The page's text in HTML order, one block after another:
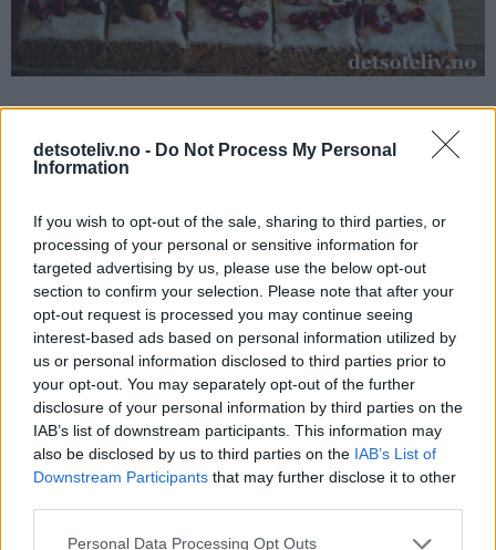
detsoteliv.no - Do Not Process My Personal
Information
If you wish to opt-out of the sale, sharing to third parties, or
processing of your personal or sensitive information for
targeted advertising by us, please use the below opt-out
section to confirm your selection. Please note that after your
opt-out request is processed you may continue seeing
interest-based ads based on personal information utilized by
us or personal information disclosed to third parties prior to
your opt-out. You may separately opt-out of the further
disclosure of your personal information by third parties on the
IAB’s list of downstream participants. This information may
also be disclosed by us to third parties on the IAB’s List of
Downstream Participants that may further disclose it to other
Personal Data Processing Opt Outs
Tips:
Merk at mengdeangivelsene i oppskriften er beregnet til
liten langpanne (ca. 20 x 30 cm).
OPPSKRIFT TIL STOR LANGPANNE:
Bruk dobbel oppskrift dersom du vil lage kaken i stor
langpanne.
600 g hvetemel
450 g sukker
2 ss kanel